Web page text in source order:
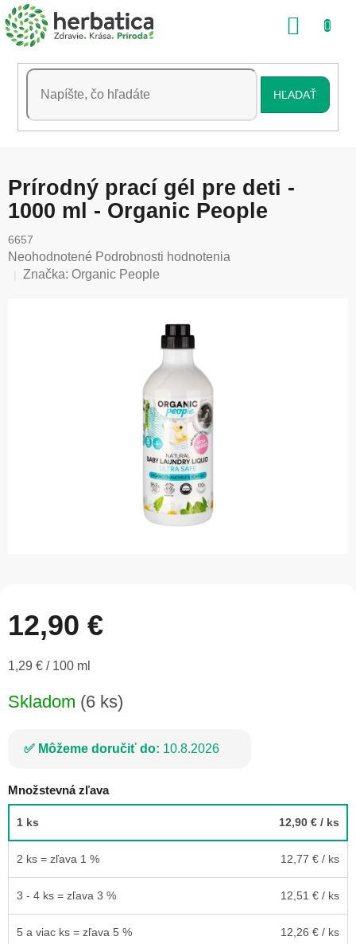
Prejsť
na
obsah
HĽADAŤ
Prírodný prací gél pre deti -
1000 ml - Organic People
6657
Priemerné
hodnotenie
Neohodnotené Podrobnosti hodnotenia
Značka: Organic People
12,90 €
Jednotková
1,29 € / 100 ml
Skladom (6 ks)
Môžeme doručiť do: 10.8.2026
Množstevná zľava
1 ks 12,90 € / ks
2 ks = zľava 1 % 12,77 € / ks
3 - 4 ks = zľava 3 % 12,51 € / ks
5 a viac ks = zľava 5 % 12,26 € / ks